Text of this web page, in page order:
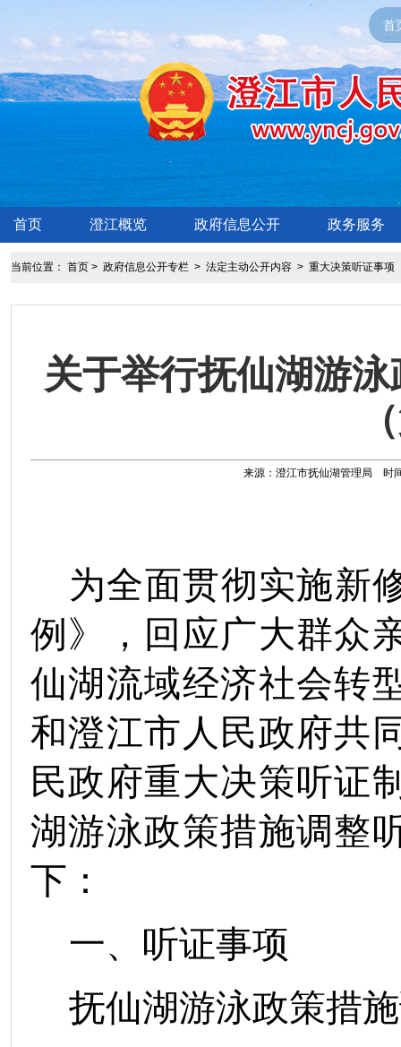
首
首页 澄江概览 政府信息公开 政务服务
当前位置： 首页> 政府信息公开专栏 > 法定主动公开内容 > 重大决策听证事项
关于举行抚仙湖游
来源：澄江市抚仙湖管理局 时
为全面贯彻实施新
例》
，回应广大群众
仙湖流域经济社会转
和澄江市人民政府共
民政府重大决策听证
湖游泳政策措施调整
下：
一、听证事项
抚仙湖游泳政策措